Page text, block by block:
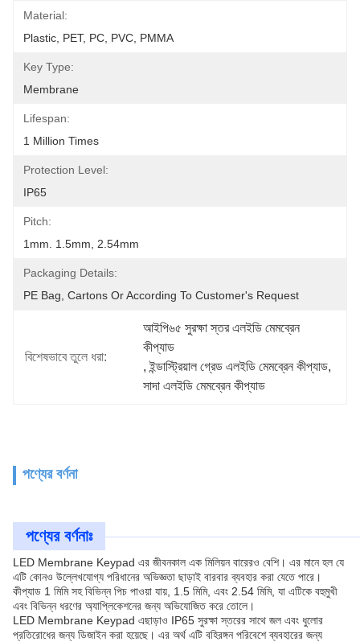
Material:
Plastic, PET, PC, PVC, PMMA
Key Type:
Membrane
Lifespan:
1 Million Times
Protection Level:
IP65
Pitch:
1mm. 1.5mm, 2.54mm
Packaging Details:
PE Bag, Cartons Or According To Customer's Request
বিশেষভাবে তুলে ধরা:
আইপি৬৫ সুরক্ষা স্তর এলইডি মেমব্রেন
কীপ্যাড
, ইন্ডাস্ট্রিয়াল গ্রেড এলইডি মেমব্রেন কীপ্যাড
সাদা এলইডি মেমব্রেন কীপ্যাড
পণ্যের বর্ণনা
পণ্যের বর্ণনাঃ
LED Membrane Keypad এর জীবনকাল এক মিলিয়ন বারেরও বেশি। এর মানে হল যে
এটি কোনও উল্লেখযোগ্য পরিধানের অভিজ্ঞতা ছাড়াই বারবার ব্যবহার করা যেতে পারে।
কীপ্যাড 1 মিমি সহ বিভিন্ন পিচ পাওয়া যায়, 1.5 মিমি, এবং 2.54 মিমি, যা এটিকে বহুমুখী
এবং বিভিন্ন ধরণের অ্যাপ্লিকেশনের জন্য অভিযোজিত করে তোলে।
LED Membrane Keypad এছাড়াও IP65 সুরক্ষা স্তরের সাথে জল এবং ধুলোর
প্রতিরোধের জন্য ডিজাইন করা হয়েছে। এর অর্থ এটি বহিরঙ্গন পরিবেশে ব্যবহারের জন্য